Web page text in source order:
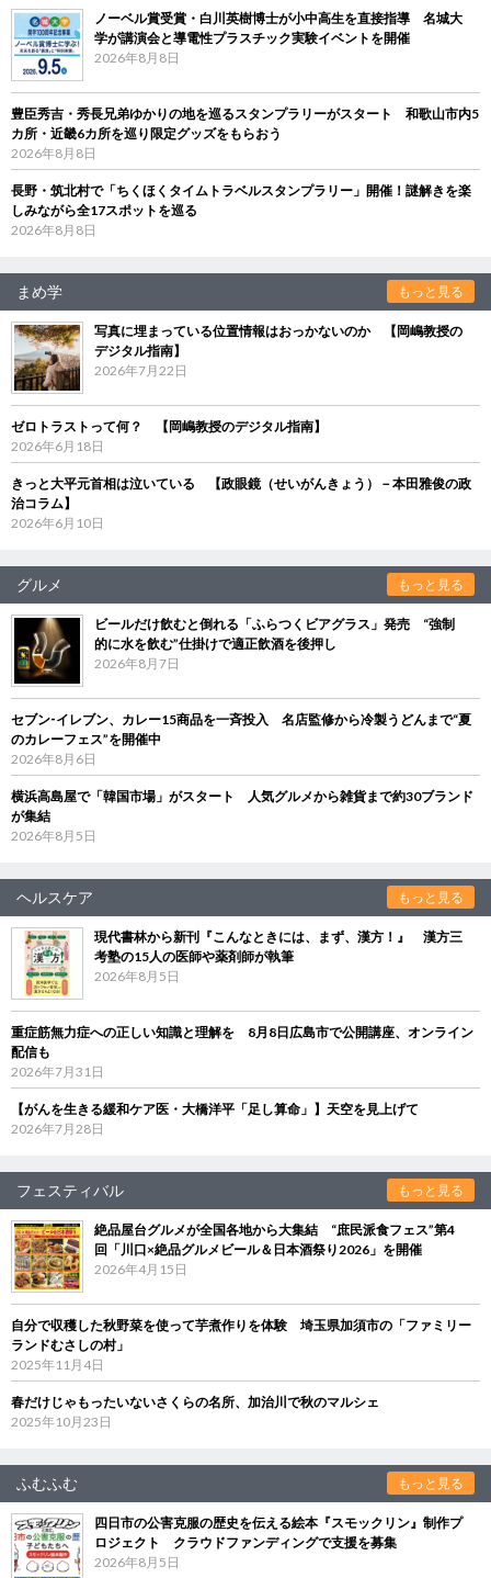
ノーベル賞受賞・白川英樹博士が小中高生を直接指導 名城大
学が講演会と導電性プラスチック実験イベントを開催
2026年8月8日
豊臣秀吉・秀長兄弟ゆかりの地を巡るスタンプラリーがスタート 和歌山市内5
カ所・近畿6カ所を巡り限定グッズをもらおう
2026年8月8日
長野・筑北村で「ちくほくタイムトラベルスタンプラリー」開催！謎解きを楽
しみながら全17スポットを巡る
2026年8月8日
まめ学 もっと見る
写真に埋まっている位置情報はおっかないのか 【岡嶋教授の
デジタル指南】
2026年7月22日
ゼロトラストって何？ 【岡嶋教授のデジタル指南】
2026年6月18日
きっと大平元首相は泣いている 【政眼鏡（せいがんきょう）－本田雅俊の政
治コラム】
2026年6月10日
グルメ もっと見る
ビールだけ飲むと倒れる「ふらつくビアグラス」発売 “強制
的に水を飲む”仕掛けで適正飲酒を後押し
2026年8月7日
セブン‐イレブン、カレー15商品を一斉投入 名店監修から冷製うどんまで“夏
のカレーフェス”を開催中
2026年8月6日
横浜高島屋で「韓国市場」がスタート 人気グルメから雑貨まで約30ブランド
が集結
2026年8月5日
ヘルスケア もっと見る
現代書林から新刊『こんなときには、まず、漢方！』 漢方三
考塾の15人の医師や薬剤師が執筆
2026年8月5日
重症筋無力症への正しい知識と理解を 8月8日広島市で公開講座、オンライン
配信も
2026年7月31日
【がんを生きる緩和ケア医・大橋洋平「足し算命」】天空を見上げて
2026年7月28日
フェスティバル もっと見る
絶品屋台グルメが全国各地から大集結 “庶民派食フェス”第4
回「川口×絶品グルメビール＆日本酒祭り2026」を開催
2026年4月15日
自分で収穫した秋野菜を使って芋煮作りを体験 埼玉県加須市の「ファミリー
ランドむさしの村」
2025年11月4日
春だけじゃもったいないさくらの名所、加治川で秋のマルシェ
2025年10月23日
ふむふむ もっと見る
四日市の公害克服の歴史を伝える絵本『スモックリン』制作プ
ロジェクト クラウドファンディングで支援を募集
2026年8月5日